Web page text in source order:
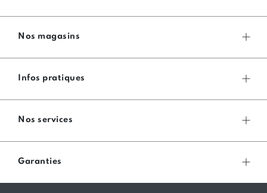
Nos magasins
Infos pratiques
Nos services
Garanties